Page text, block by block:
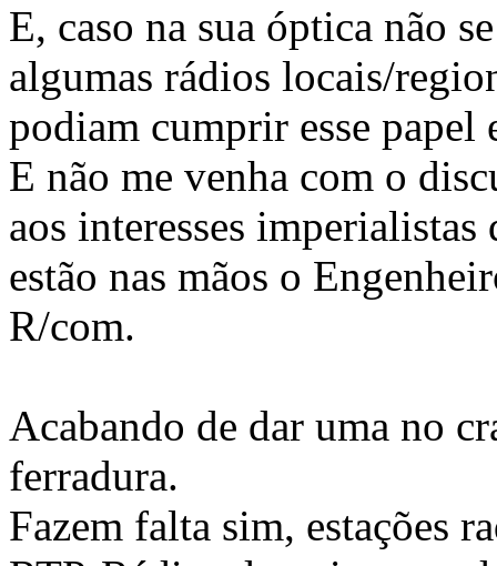
E, caso na sua óptica não
algumas rádios locais/
podiam cumprir esse papel
E não me venha com o
aos interesses
estão nas mãos o
R/com.
Acabando de dar uma no
ferradura.
Fazem falta sim, estações